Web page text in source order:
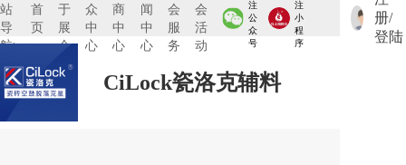
站
导
航:
首
页
于
展
会
众
中
心
商
中
心
闻
中
心
会
服
务
会
活
动
注
公
众
号
注
小
程
序
册/
登陆
CiLock瓷洛克辅料